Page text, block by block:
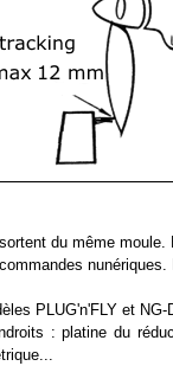
du même
PLUG'n'FLY et NG-
: platine du